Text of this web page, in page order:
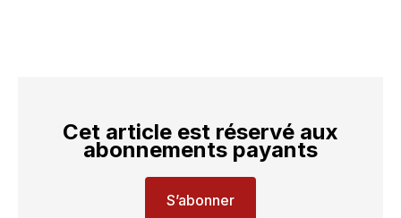
Cet article est réservé aux
abonnements payants
S’abonner